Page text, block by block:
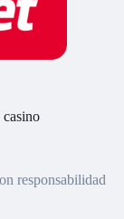
casino
responsabilidad